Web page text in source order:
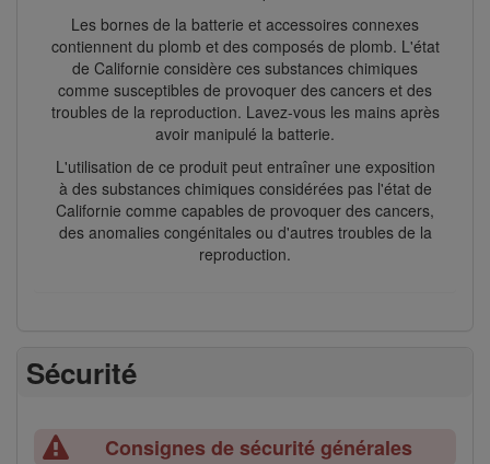
Les bornes de la batterie et accessoires connexes
contiennent du plomb et des composés de plomb. L'état
de Californie considère ces substances chimiques
comme susceptibles de provoquer des cancers et des
troubles de la reproduction. Lavez-vous les mains après
avoir manipulé la batterie.
L'utilisation de ce produit peut entraîner une exposition
à des substances chimiques considérées pas l'état de
Californie comme capables de provoquer des cancers,
des anomalies congénitales ou d'autres troubles de la
reproduction.
Sécurité
Consignes de sécurité générales